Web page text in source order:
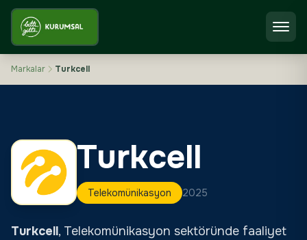
Markalar Turkcell
Turkcell
Telekomünikasyon 2025
Turkcell, Telekomünikasyon sektöründe faaliyet